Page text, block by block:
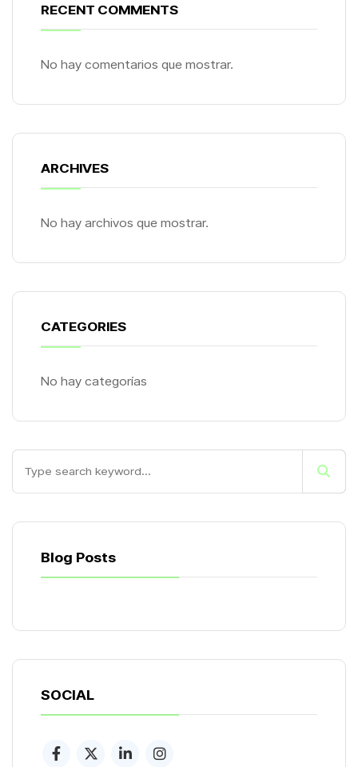
RECENT COMMENTS
No hay comentarios que mostrar.
ARCHIVES
No hay archivos que mostrar.
CATEGORIES
No hay categorías
Blog Posts
SOCIAL